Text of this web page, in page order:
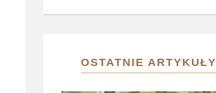
OSTATNIE ARTYKUŁY